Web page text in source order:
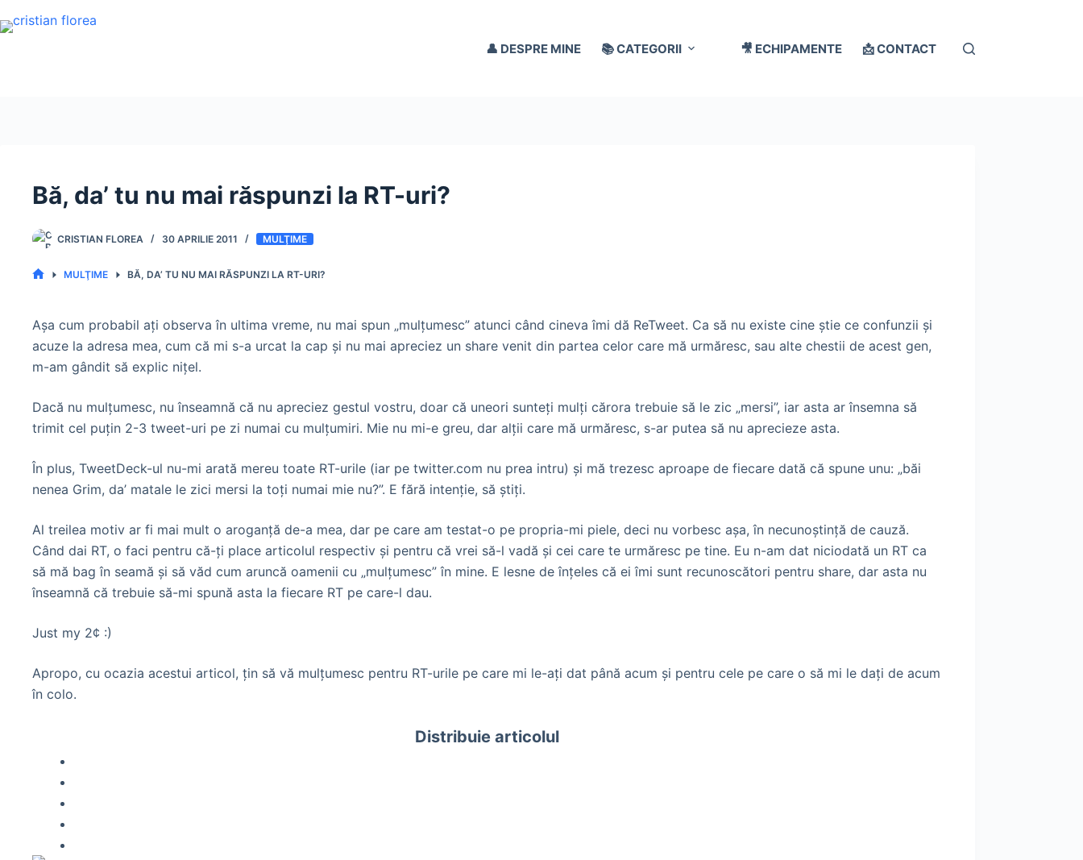
la
👤 DESPRE MINE 📚 CATEGORII 🎥 ECHIPAMENTE 📩 CONTACT
Bă, da’ tu nu mai răspunzi la RT-uri?
CRISTIAN FLOREA 30 APRILIE 2011 MULŢIME
MULŢIME BĂ, DA’ TU NU MAI RĂSPUNZI LA RT-URI?
Aşa cum probabil aţi observa în ultima vreme, nu mai spun „mulţumesc” atunci când cineva îmi dă ReTweet. Ca să nu existe cine ştie ce confunzii şi
acuze la adresa mea, cum că mi s-a urcat la cap şi nu mai apreciez un share venit din partea celor care mă urmăresc, sau alte chestii de acest gen,
m-am gândit să explic niţel.
Dacă nu mulţumesc, nu înseamnă că nu apreciez gestul vostru, doar că uneori sunteţi mulţi cărora trebuie să le zic „mersi”, iar asta ar însemna să
trimit cel puţin 2-3 tweet-uri pe zi numai cu mulţumiri. Mie nu mi-e greu, dar alţii care mă urmăresc, s-ar putea să nu aprecieze asta.
În plus, TweetDeck-ul nu-mi arată mereu toate RT-urile (iar pe twitter.com nu prea intru) şi mă trezesc aproape de fiecare dată că spune unu: „băi
nenea Grim, da’ matale le zici mersi la toţi numai mie nu?”. E fără intenţie, să ştiţi.
Al treilea motiv ar fi mai mult o aroganţă de-a mea, dar pe care am testat-o pe propria-mi piele, deci nu vorbesc aşa, în necunoştinţă de cauză.
Când dai RT, o faci pentru că-ţi place articolul respectiv şi pentru că vrei să-l vadă şi cei care te urmăresc pe tine. Eu n-am dat niciodată un RT ca
să mă bag în seamă şi să văd cum aruncă oamenii cu „mulţumesc” în mine. E lesne de înţeles că ei îmi sunt recunoscători pentru share, dar asta nu
înseamnă că trebuie să-mi spună asta la fiecare RT pe care-l dau.
Just my 2¢ :)
Apropo, cu ocazia acestui articol, ţin să vă mulţumesc pentru RT-urile pe care mi le-aţi dat până acum şi pentru cele pe care o să mi le daţi de acum
în colo.
Distribuie articolul